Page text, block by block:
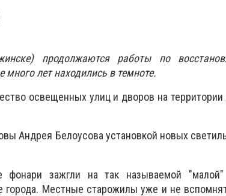
продолжаются работы по
много лет находились в темноте.
освещенных улиц и дворов на территории
Андрея Белоусова установкой новых
зажгли на так называемой "малой"
Местные старожилы уже и не